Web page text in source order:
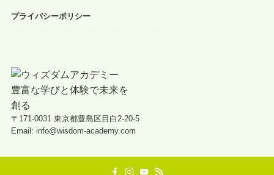
プライバシーポリシー
〒171-0031 東京都豊島区目白2-20-5
Email: info@wisdom-academy.com